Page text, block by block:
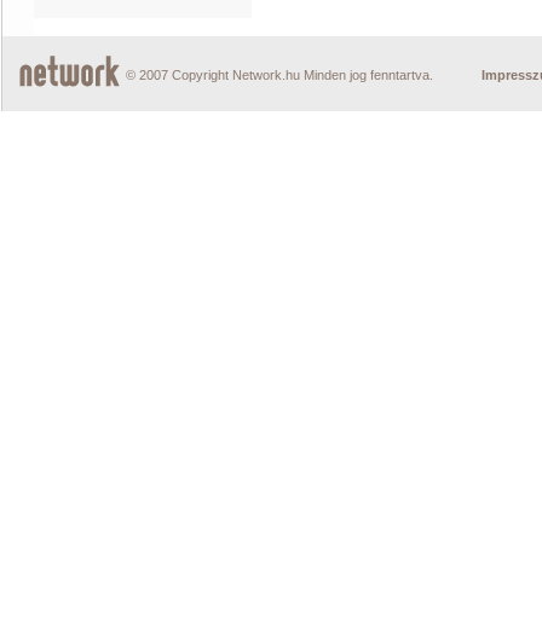
© 2007 Copyright Network.hu Minden jog fenntartva.